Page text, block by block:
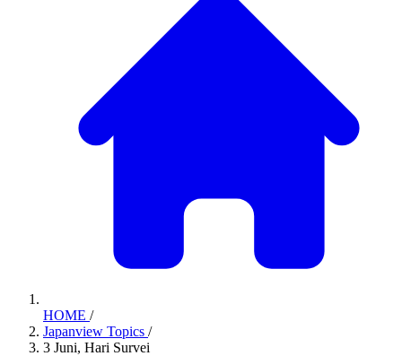
HOME /
Japanview Topics /
3 Juni, Hari Survei